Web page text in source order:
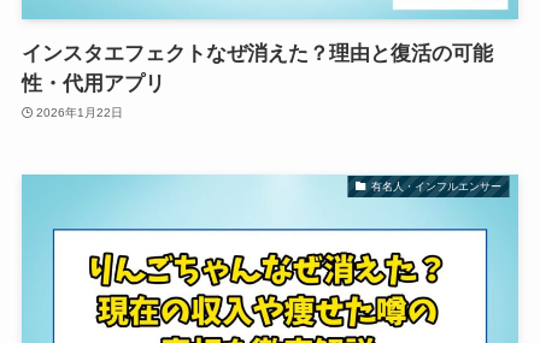
インスタエフェクトなぜ消えた？理由と復活の可能
性・代用アプリ
2026年1月22日
有名人・インフルエンサー